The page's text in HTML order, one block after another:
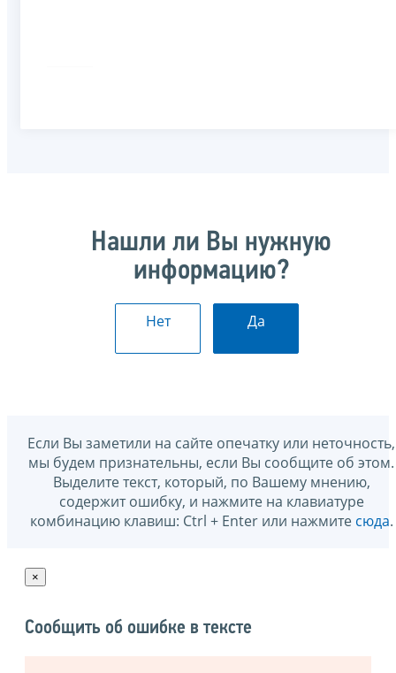
Нашли ли Вы нужную
информацию?
Нет Да
Если Вы заметили на сайте опечатку или неточность,
мы будем признательны, если Вы сообщите об этом.
Выделите текст, который, по Вашему мнению,
содержит ошибку, и нажмите на клавиатуре
комбинацию клавиш: Ctrl + Enter или нажмите сюда.
×
Сообщить об ошибке в тексте